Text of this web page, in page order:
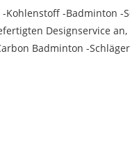
-Badminton -
Designservice
Badminton -